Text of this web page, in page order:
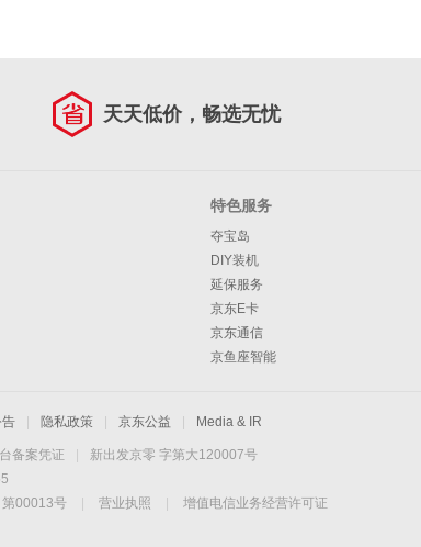
天天低价，畅选无忧
特色服务
夺宝岛
DIY装机
延保服务
京东E卡
京东通信
京鱼座智能
告 隐私政策 京东公益 Media & IR
备案凭证
新出发京零 字第大120007号
00013号 营业执照
增值电信业务经营许可证